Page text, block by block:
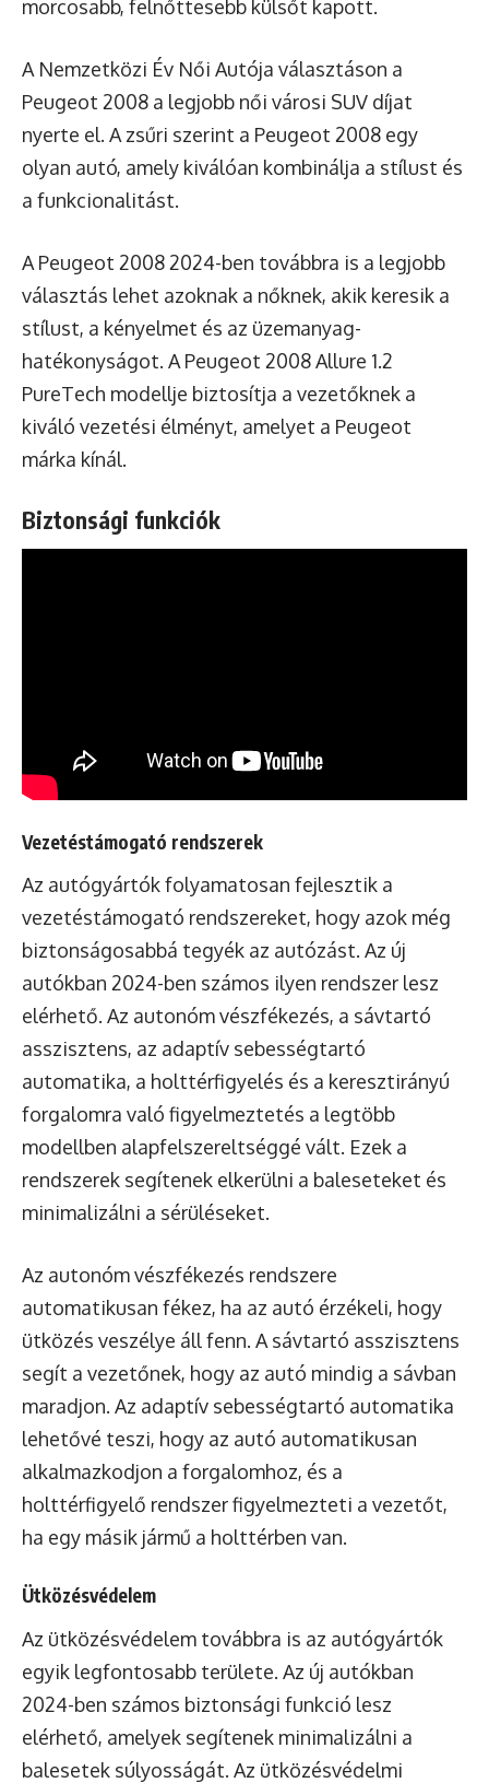
morcosabb, felnőttesebb külsőt kapott.
A Nemzetközi Év Női Autója választáson a
Peugeot 2008 a legjobb női városi SUV díjat
nyerte el. A zsűri szerint a Peugeot 2008 egy
olyan autó, amely kiválóan kombinálja a stílust és
a funkcionalitást.
A Peugeot 2008 2024-ben továbbra is a legjobb
választás lehet azoknak a nőknek, akik keresik a
stílust, a kényelmet és az üzemanyag-
hatékonyságot. A Peugeot 2008 Allure 1.2
PureTech modellje biztosítja a vezetőknek a
kiváló vezetési élményt, amelyet a Peugeot
márka kínál.
Biztonsági funkciók
Vezetéstámogató rendszerek
Az autógyártók folyamatosan fejlesztik a
vezetéstámogató rendszereket, hogy azok még
biztonságosabbá tegyék az autózást. Az új
autókban 2024-ben számos ilyen rendszer lesz
elérhető. Az autonóm vészfékezés, a sávtartó
asszisztens, az adaptív sebességtartó
automatika, a holttérfigyelés és a keresztirányú
forgalomra való figyelmeztetés a legtöbb
modellben alapfelszereltséggé vált. Ezek a
rendszerek segítenek elkerülni a baleseteket és
minimalizálni a sérüléseket.
Az autonóm vészfékezés rendszere
automatikusan fékez, ha az autó érzékeli, hogy
ütközés veszélye áll fenn. A sávtartó asszisztens
segít a vezetőnek, hogy az autó mindig a sávban
maradjon. Az adaptív sebességtartó automatika
lehetővé teszi, hogy az autó automatikusan
alkalmazkodjon a forgalomhoz, és a
holttérfigyelő rendszer figyelmezteti a vezetőt,
ha egy másik jármű a holttérben van.
Ütközésvédelem
Az ütközésvédelem továbbra is az autógyártók
egyik legfontosabb területe. Az új autókban
2024-ben számos biztonsági funkció lesz
elérhető, amelyek segítenek minimalizálni a
balesetek súlyosságát. Az ütközésvédelmi